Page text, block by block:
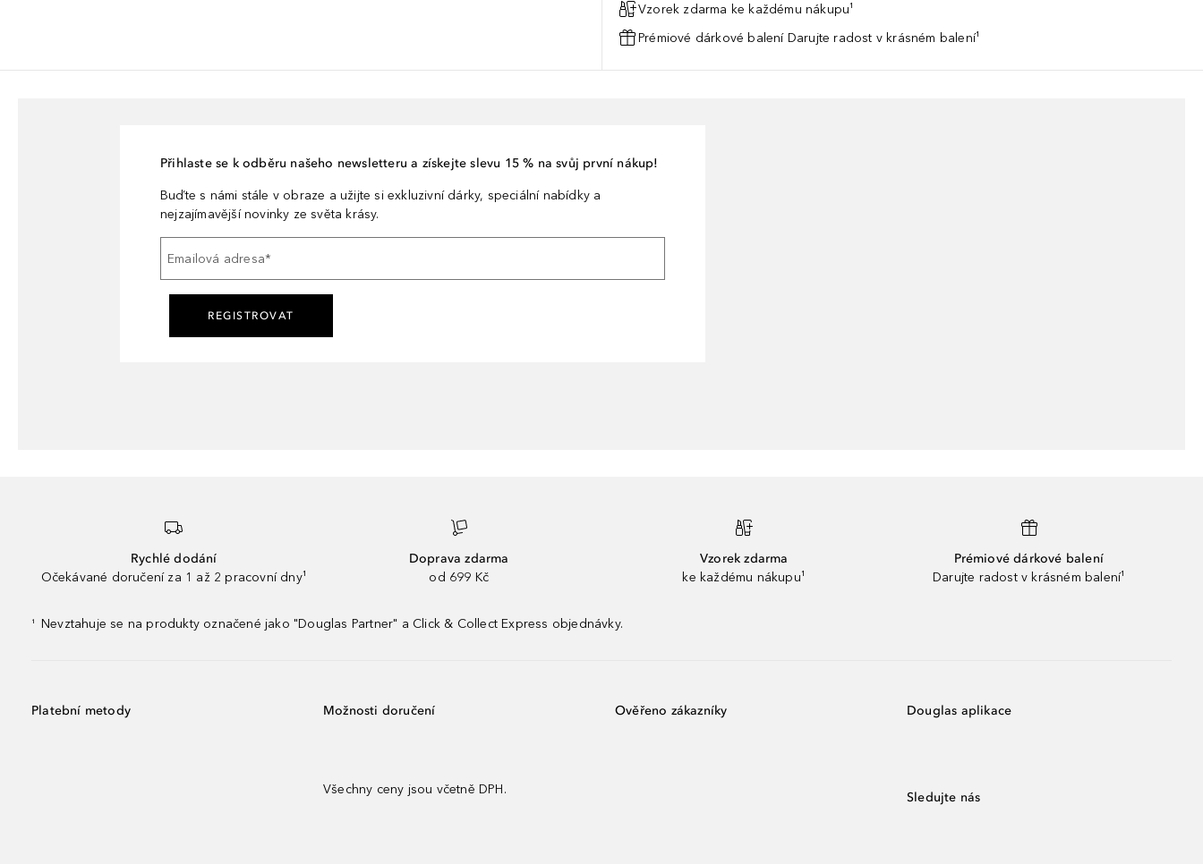
Vzorek zdarma ke každému nákupu¹
Prémiové dárkové balení Darujte radost v krásném balení¹
Přihlaste se k odběru našeho newsletteru a získejte slevu 15 % na svůj první nákup!
Buďte s námi stále v obraze a užijte si exkluzivní dárky, speciální nabídky a
nejzajímavější novinky ze světa krásy.
Emailová adresa*
REGISTROVAT
Rychlé dodání
Očekávané doručení za 1 až 2 pracovní dny¹
Doprava zdarma
od 699 Kč
Vzorek zdarma
ke každému nákupu¹
Prémiové dárkové balení
Darujte radost v krásném balení¹
¹ Nevztahuje se na produkty označené jako "Douglas Partner" a Click & Collect Express objednávky.
Platební metody Možnosti doručení
Všechny ceny jsou včetně DPH.
Ověřeno zákazníky Douglas aplikace
Sledujte nás